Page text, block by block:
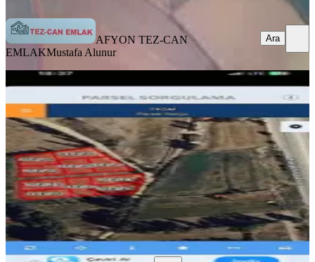
AFYON TEZ-CAN
EMLAKMustafa Alunur
Ara
Eskişehir Yolunda Kayıhan
Bölgesinde Arsalar
İhsaniye, Kunduzlu Mahallesi
431 m²·1.972/m²·06.02.2026
850.000 ₺
AZAK EMAKHasan Azak
Ara